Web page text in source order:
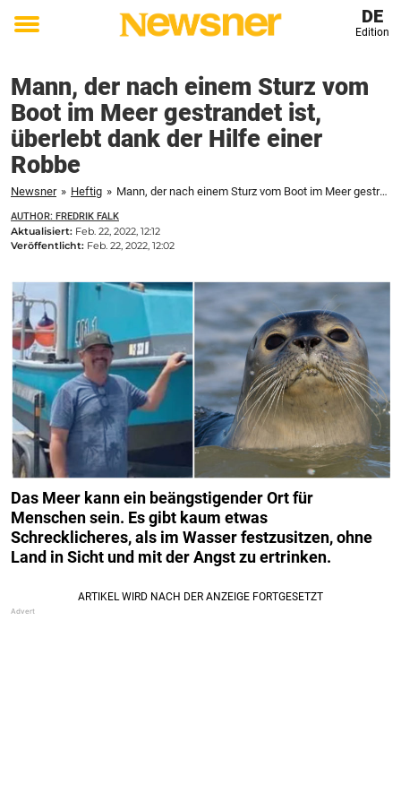
Toggle
DE
Edition
Mann, der nach einem Sturz vom
Boot im Meer gestrandet ist,
überlebt dank der Hilfe einer
Robbe
Newsner » Heftig » Mann, der nach einem Sturz vom Boot im Meer gestrandet ist, überlebt dank der Hilfe einer Robbe
AUTHOR: FREDRIK FALK
Aktualisiert: Feb. 22, 2022, 12:12
Veröffentlicht: Feb. 22, 2022, 12:02
Das Meer kann ein beängstigender Ort für
Menschen sein. Es gibt kaum etwas
Schrecklicheres, als im Wasser festzusitzen, ohne
Land in Sicht und mit der Angst zu ertrinken.